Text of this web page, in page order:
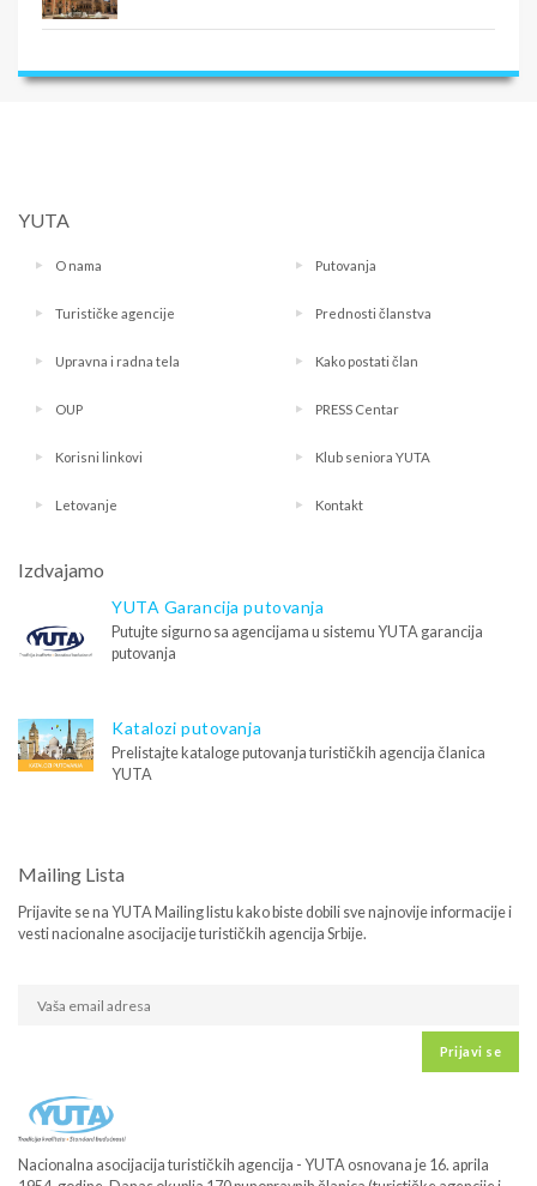
YUTA
O nama Putovanja
Turističke agencije Prednosti članstva
Upravna i radna tela Kako postati član
OUP PRESS Centar
Korisni linkovi Klub seniora YUTA
Letovanje Kontakt
Izdvajamo
YUTA Garancija putovanja
Putujte sigurno sa agencijama u sistemu YUTA garancija
putovanja
Katalozi putovanja
Prelistajte kataloge putovanja turističkih agencija članica
YUTA
Mailing Lista
Prijavite se na YUTA Mailing listu kako biste dobili sve najnovije informacije i
vesti nacionalne asocijacije turističkih agencija Srbije.
Prijavi se
Nacionalna asocijacija turističkih agencija - YUTA osnovana je 16. aprila